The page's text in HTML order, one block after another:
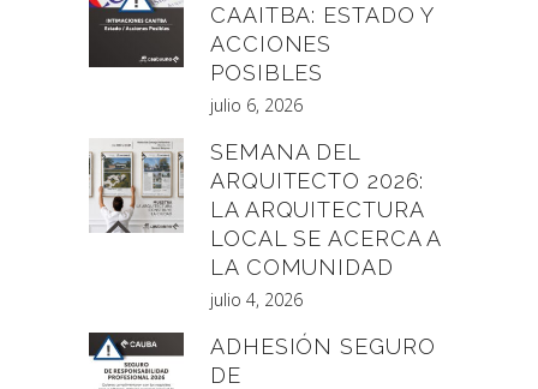
CAAITBA: ESTADO Y
ACCIONES
POSIBLES
julio 6, 2026
SEMANA DEL
ARQUITECTO 2026:
LA ARQUITECTURA
LOCAL SE ACERCA A
LA COMUNIDAD
julio 4, 2026
ADHESIÓN SEGURO
DE